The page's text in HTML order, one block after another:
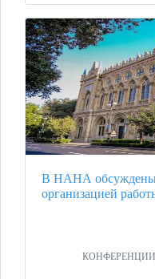
В НАНА обсуждены
организацией